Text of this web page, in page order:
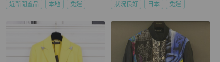
近新閒置品 本地 免運 狀況良好 日本 免運